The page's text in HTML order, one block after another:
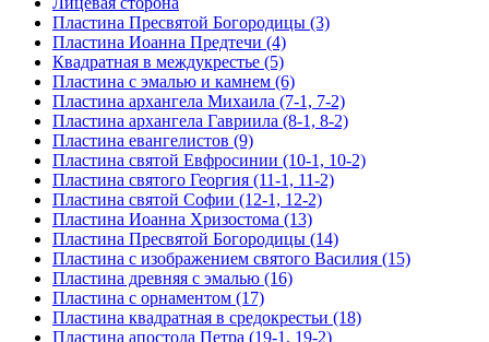
Пластина Пресвятой Богородицы (3)
Пластина Иоанна Предтечи (4)
Квадратная в междукрестье (5)
Пластина с эмалью и камнем (6)
Пластина архангела Михаила (7-1, 7-2)
Пластина архангела Гавриила (8-1, 8-2)
Пластина евангелистов (9)
Пластина святой Евфросинии (10-1, 10-2)
Пластина святого Георгия (11-1, 11-2)
Пластина святой Софии (12-1, 12-2)
Пластина Иоанна Хризостома (13)
Пластина Пресвятой Богородицы (14)
Пластина с изображением святого Василия (15)
Пластина древняя с эмалью (16)
Пластина с орнаментом (17)
Пластина квадратная в средокрестьи (18)
Пластина апостола Петра (19-1, 19-2)